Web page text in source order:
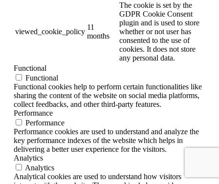
viewed_cookie_policy
11
months
The cookie is set by the
GDPR Cookie Consent
plugin and is used to store
whether or not user has
consented to the use of
cookies. It does not store
any personal data.
Functional
Functional
Functional cookies help to perform certain functionalities like
sharing the content of the website on social media platforms,
collect feedbacks, and other third-party features.
Performance
Performance
Performance cookies are used to understand and analyze the
key performance indexes of the website which helps in
delivering a better user experience for the visitors.
Analytics
Analytics
Analytical cookies are used to understand how visitors